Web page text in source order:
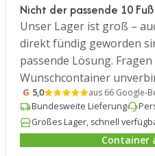
Nicht der passende 10
Unser Lager ist groß –
direkt fündig geworden
passende Lösung.
Wunschcontainer
G 5,0
aus 66 Google-
Bundesweite Lieferung
Großes Lager, schnell
Container